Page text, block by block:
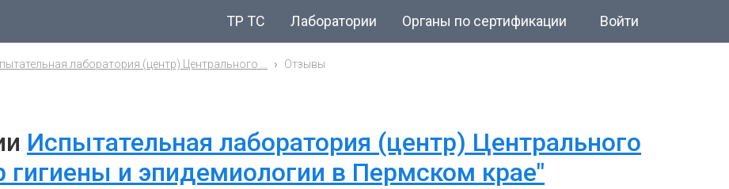
ТР ТС Лаборатории Органы по сертификации Войти
лаборатория (центр) Центрального ... Отзывы
Испытательная лаборатория (центр) Центрального
и эпидемиологии в Пермском крае"